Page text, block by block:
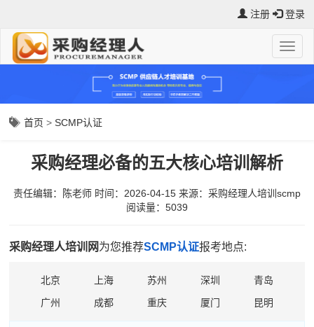
注册 登录
首页 >SCMP认证
采购经理必备的五大核心培训解析
责任编辑：陈老师 时间：2026-04-15 来源： 采购经理人培训scmp
阅读量：5039
采购经理人培训网为您推荐SCMP认证报考地点:
北京 上海 苏州 深圳
青岛
广州
成都 重庆 厦门 昆明